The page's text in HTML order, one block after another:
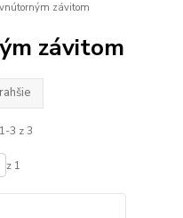
vnútorným závitom
závitom
3 z 3
z 1